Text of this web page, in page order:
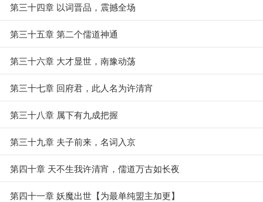
第三十四章 以词晋品，震撼全场
第三十五章 第二个儒道神通
第三十六章 大才显世，南豫动荡
第三十七章 回府君，此人名为许清宵
第三十八章 属下有九成把握
第三十九章 夫子前来，名词入京
第四十章 天不生我许清宵，儒道万古如长夜
第四十一章 妖魔出世【为最单纯盟主加更】